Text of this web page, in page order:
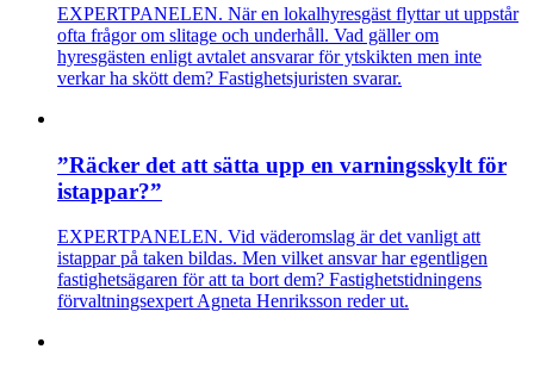
EXPERTPANELEN. När en lokalhyresgäst flyttar ut uppstår
ofta frågor om slitage och underhåll. Vad gäller om
hyresgästen enligt avtalet ansvarar för ytskikten men inte
verkar ha skött dem? Fastighetsjuristen svarar.
”Räcker det att sätta upp en varningsskylt för
istappar?”
EXPERTPANELEN. Vid väderomslag är det vanligt att
istappar på taken bildas. Men vilket ansvar har egentligen
fastighetsägaren för att ta bort dem? Fastighetstidningens
förvaltningsexpert Agneta Henriksson reder ut.